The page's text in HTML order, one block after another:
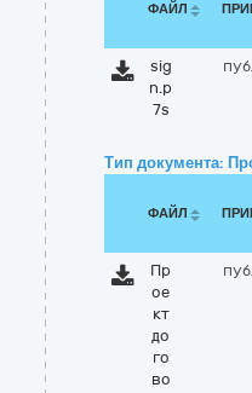
ФАЙЛ
sig
n.p
7s
Тип документа:
ФАЙЛ
Пр
ое
кт
до
го
во